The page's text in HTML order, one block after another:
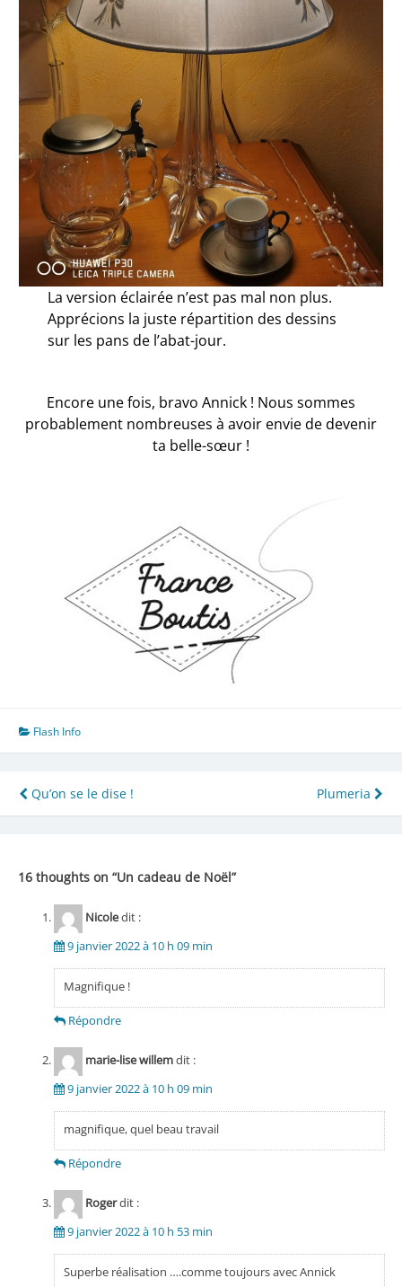
La version éclairée n’est pas mal non plus.
Apprécions la juste répartition des dessins
sur les pans de l’abat-jour.
Encore une fois, bravo Annick ! Nous sommes
probablement nombreuses à avoir envie de devenir
ta belle-sœur !
Flash Info
Navigation
de
Qu’on se le dise ! Plumeria
16 thoughts on “Un cadeau de Noël”
Nicoledit :
9 janvier 2022 à 10 h 09 min
Magnifique !
Répondre
marie-lise willemdit :
9 janvier 2022 à 10 h 09 min
magnifique, quel beau travail
Répondre
Rogerdit :
9 janvier 2022 à 10 h 53 min
Superbe réalisation ….comme toujours avec Annick